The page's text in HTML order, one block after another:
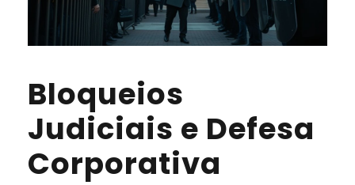
Bloqueios
Judiciais e Defesa
Corporativa